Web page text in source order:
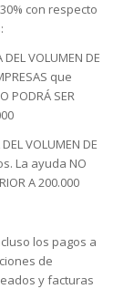
con respecto
VOLUMEN DE
que
PODRÁ SER
VOLUMEN DE
La ayuda NO
A 200.000
los pagos a
de
y facturas